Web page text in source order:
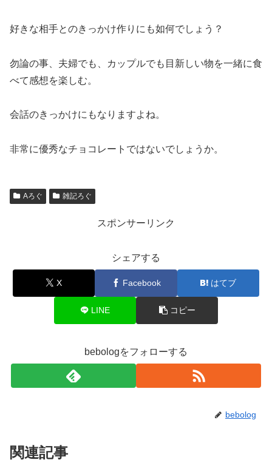
好きな相手とのきっかけ作りにも如何でしょう？
勿論の事、夫婦でも、カップルでも目新しい物を一緒に食
べて感想を楽しむ。
会話のきっかけにもなりますよね。
非常に優秀なチョコレートではないでしょうか。
Aろぐ 雑記ろぐ
スポンサーリンク
シェアする
X Facebook はてブ
LINE コピー
bebologをフォローする
bebolog
関連記事